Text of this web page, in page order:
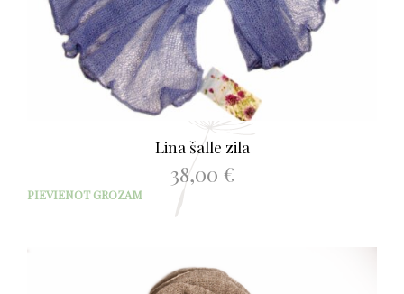
Lina šalle zila
38,00 €
PIEVIENOT GROZAM